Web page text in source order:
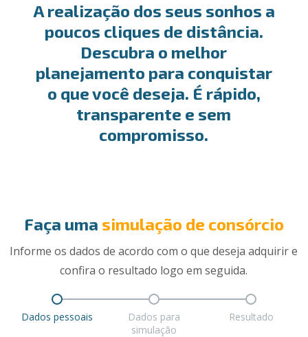
A realização dos seus sonhos a
poucos cliques de distância.
Descubra o melhor
planejamento para conquistar
o que você deseja. É rápido,
transparente e sem
compromisso.
Faça uma simulação de consórcio
Informe os dados de acordo com o que deseja adquirir e
confira o resultado logo em seguida.
Dados pessoais
Dados para
simulação
Resultado